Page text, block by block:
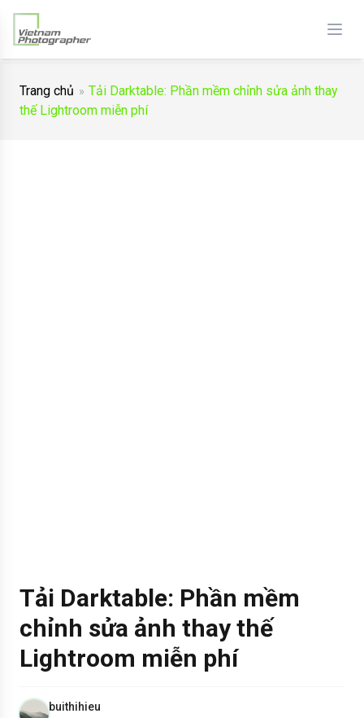
Trang chủ
Tải Darktable: Phần mềm chỉnh sửa ảnh thay
thế Lightroom miễn phí
Tải Darktable: Phần mềm
chỉnh sửa ảnh thay thế
Lightroom miễn phí
buithihieu